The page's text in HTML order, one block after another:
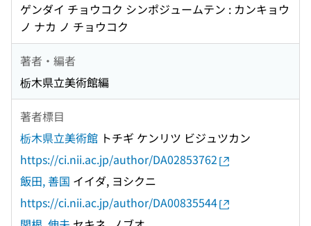
ゲンダイ チョウコク シンポジュームテン : カンキョウ
ノ ナカ ノ チョウコク
著者・編者
栃木県立美術館編
著者標目
栃木県立美術館 トチギ ケンリツ ビジュツカン
https://ci.nii.ac.jp/author/DA02853762
飯田, 善国 イイダ, ヨシクニ
https://ci.nii.ac.jp/author/DA00835544